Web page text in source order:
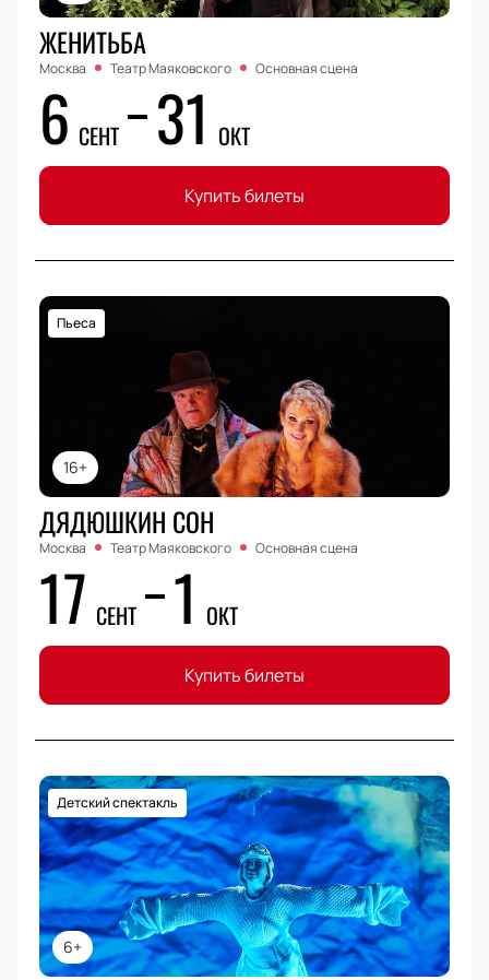
ЖЕНИТЬБА
Москва Театр Маяковского Основная сцена
6 СЕНТ 31 ОКТ
Купить билеты
16+
Пьеса
ДЯДЮШКИН СОН
Москва Театр Маяковского Основная сцена
17 СЕНТ 1 ОКТ
Купить билеты
6+
Детский спектакль